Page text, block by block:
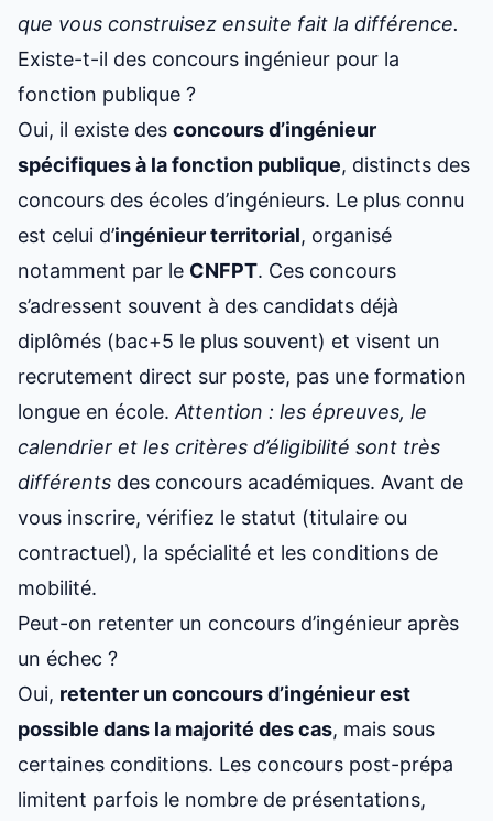
que vous construisez ensuite fait la différence.
Existe-t-il des concours ingénieur pour la
fonction publique ?
Oui, il existe des concours d’ingénieur
spécifiques à la fonction publique, distincts des
concours des écoles d’ingénieurs. Le plus connu
est celui d’ingénieur territorial, organisé
notamment par le CNFPT. Ces concours
s’adressent souvent à des candidats déjà
diplômés (bac+5 le plus souvent) et visent un
recrutement direct sur poste, pas une formation
longue en école. Attention : les épreuves, le
calendrier et les critères d’éligibilité sont très
différents des concours académiques. Avant de
vous inscrire, vérifiez le statut (titulaire ou
contractuel), la spécialité et les conditions de
mobilité.
Peut-on retenter un concours d’ingénieur après
un échec ?
Oui, retenter un concours d’ingénieur est
possible dans la majorité des cas, mais sous
certaines conditions. Les concours post-prépa
limitent parfois le nombre de présentations,